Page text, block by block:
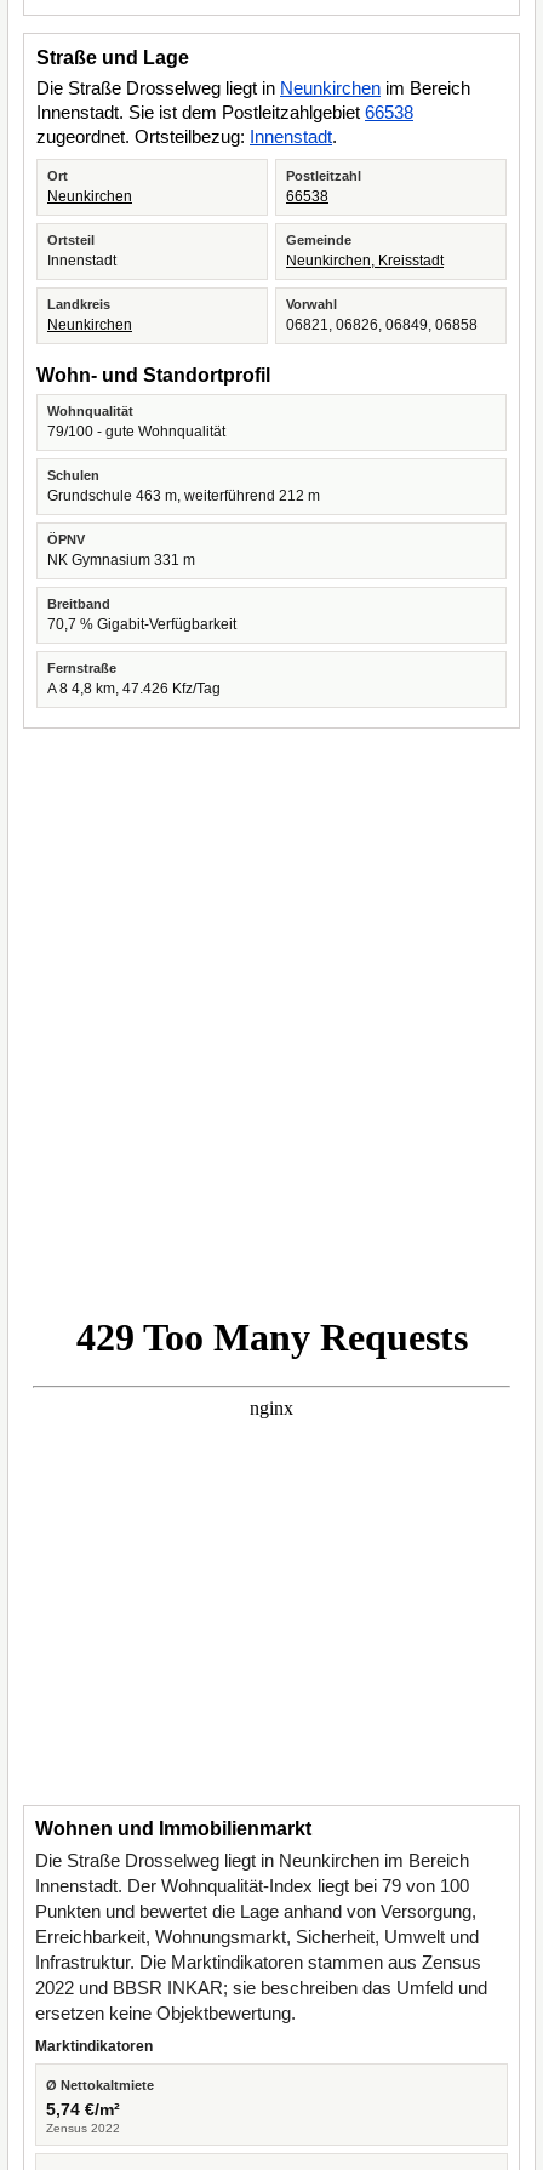
Straße und Lage
Die Straße Drosselweg liegt in Neunkirchen im Bereich
Innenstadt. Sie ist dem Postleitzahlgebiet 66538
zugeordnet. Ortsteilbezug: Innenstadt.
Ort
Neunkirchen
Postleitzahl
66538
Ortsteil
Innenstadt
Gemeinde
Neunkirchen, Kreisstadt
Landkreis
Neunkirchen
Vorwahl
06821, 06826, 06849, 06858
Wohn- und Standortprofil
Wohnqualität
79/100 - gute Wohnqualität
Schulen
Grundschule 463 m, weiterführend 212 m
ÖPNV
NK Gymnasium 331 m
Breitband
70,7 % Gigabit-Verfügbarkeit
Fernstraße
A 8 4,8 km, 47.426 Kfz/Tag
Wohnen und Immobilienmarkt
Die Straße Drosselweg liegt in Neunkirchen im Bereich
Innenstadt. Der Wohnqualität-Index liegt bei 79 von 100
Punkten und bewertet die Lage anhand von Versorgung,
Erreichbarkeit, Wohnungsmarkt, Sicherheit, Umwelt und
Infrastruktur. Die Marktindikatoren stammen aus Zensus
2022 und BBSR INKAR; sie beschreiben das Umfeld und
ersetzen keine Objektbewertung.
Marktindikatoren
Ø Nettokaltmiete
5,74 €/m²
Zensus 2022